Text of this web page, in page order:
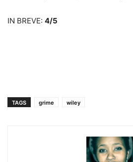
IN BREVE: 4/5
TAGS grime wiley